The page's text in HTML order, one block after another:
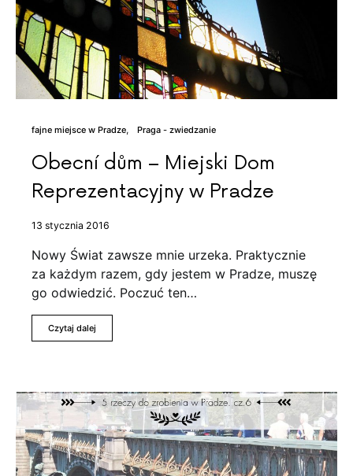
fajne miejsce w Pradze Praga - zwiedzanie
Obecní dům – Miejski Dom
Reprezentacyjny w Pradze
13 stycznia 2016
Nowy Świat zawsze mnie urzeka. Praktycznie
za każdym razem, gdy jestem w Pradze, muszę
go odwiedzić. Poczuć ten…
Czytaj dalej